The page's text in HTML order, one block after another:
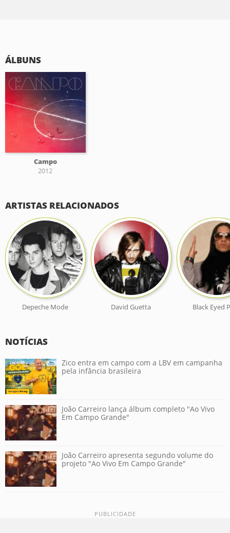
ÁLBUNS
Campo
2012
ARTISTAS RELACIONADOS
Depeche Mode David Guetta Black Eyed
NOTÍCIAS
Zico entra em campo com a LBV em campanha
pela infância brasileira
João Carreiro lança álbum completo "Ao Vivo
Em Campo Grande"
João Carreiro apresenta segundo volume do
projeto "Ao Vivo Em Campo Grande"